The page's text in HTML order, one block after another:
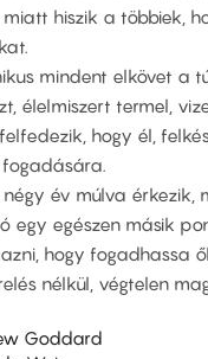
hiszik a többiek,
mindent elkövet a
élelmiszert termel,
hogy él,
év múlva érkezik,
egy egészen másik
hogy fogadhassa
nélkül, végtelen
Goddard